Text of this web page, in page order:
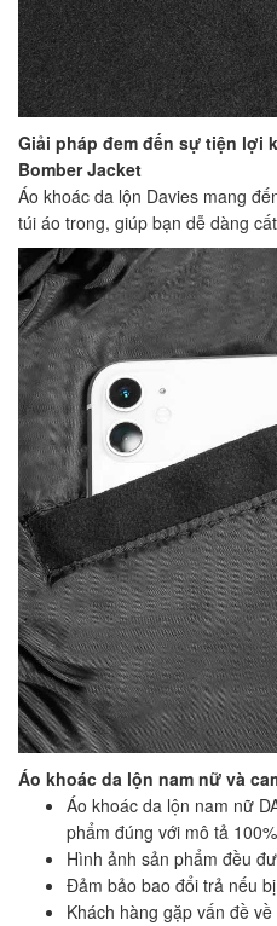
Giải pháp đem đến sự tiện lợi
Bomber Jacket
Áo khoác da lộn Davies mang
túi áo trong, giúp bạn dễ dàng
Áo khoác da lộn nam nữ và
Áo khoác da lộn nam nữ
phẩm đúng với mô tả 100%
Hình ảnh sản phẩm đều
Đảm bảo bao đổi trả nếu
Khách hàng gặp vấn đề